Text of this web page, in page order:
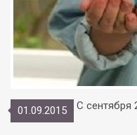
01.09.2015 С сентября